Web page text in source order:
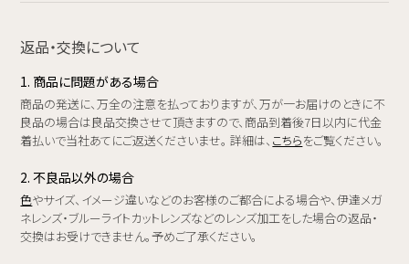
返品・交換について
1. 商品に問題がある場合
商品の発送に、万全の注意を払っておりますが、万が一お届けのときに不
良品の場合は良品交換させて頂きますので、商品到着後7日以内に代金
着払いで当社あてにご返送くださいませ。 詳細は、 こちらをご覧ください。
2. 不良品以外の場合
色やサイズ、イメージ違いなどのお客様のご都合による場合や、伊達メガ
ネレンズ・ブルーライトカットレンズなどのレンズ加工をした場合の返品・
交換はお受けできません。予めご了承ください。